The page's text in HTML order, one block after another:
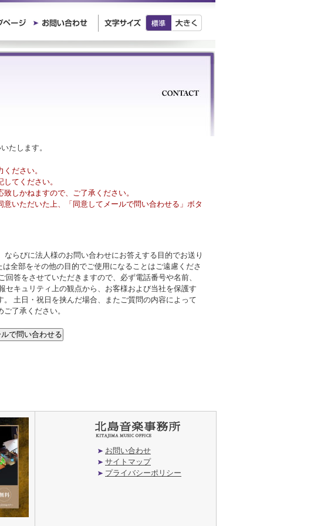
たします。
ださい。
てください。
しかねますので、ご了承ください。
いただいた上、「同意してメールで問い合わせる」ボタ
らびに法人様のお問い合わせにお答えする目的でお送り
全部をその他の目的でご使用になることはご遠慮くださ
答をさせていただきますので、必ず電話番号や名前、
キュリティ上の観点から、お客様および当社を保護す
土日・祝日を挟んだ場合、またご質問の内容によって
了承ください。
お問い合わせ
サイトマップ
プライバシーポリシー